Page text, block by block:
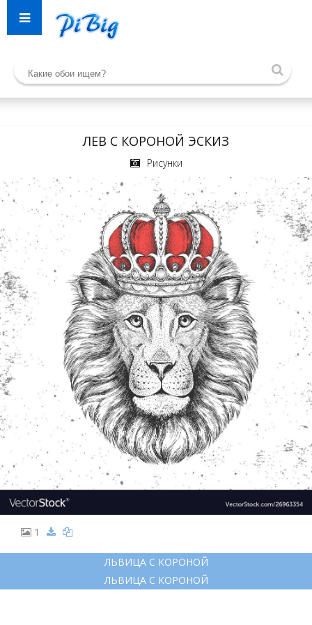
ЛЕВ С КОРОНОЙ ЭСКИЗ
Рисунки
1
ЛЬВИЦА С КОРОНОЙ
ЛЬВИЦА С КОРОНОЙ